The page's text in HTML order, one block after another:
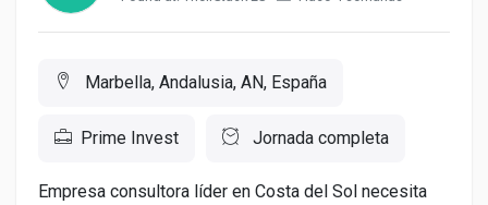
Marbella, Andalusia, AN, España
Prime Invest Jornada completa
Empresa consultora líder en Costa del Sol necesita